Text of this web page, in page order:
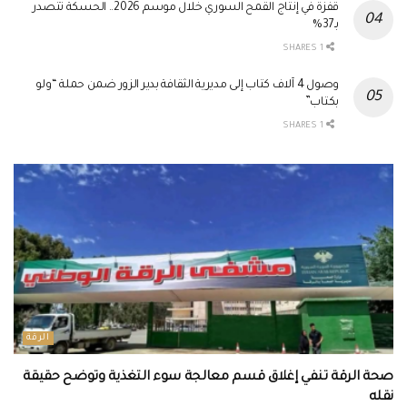
قفزة في إنتاج القمح السوري خلال موسم 2026.. الحسكة تتصدر
بـ37%
وصول 4 آلاف كتاب إلى مديرية الثقافة بدير الزور ضمن حملة “ولو
بكتاب”
الرقة
صحة الرقة تنفي إغلاق قسم معالجة سوء التغذية وتوضح حقيقة
نقله